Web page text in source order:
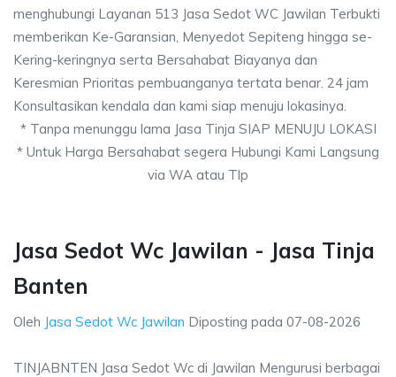
menghubungi Layanan 513 Jasa Sedot WC Jawilan Terbukti
memberikan Ke-Garansian, Menyedot Sepiteng hingga se-
Kering-keringnya serta Bersahabat Biayanya dan
Keresmian Prioritas pembuanganya tertata benar. 24 jam
Konsultasikan kendala dan kami siap menuju lokasinya.
* Tanpa menunggu lama Jasa Tinja SIAP MENUJU LOKASI
* Untuk Harga Bersahabat segera Hubungi Kami Langsung
via WA atau Tlp
Jasa Sedot Wc Jawilan - Jasa Tinja
Banten
Oleh Jasa Sedot Wc Jawilan Diposting pada 07-08-2026
TINJABNTEN Jasa Sedot Wc di Jawilan Mengurusi berbagai